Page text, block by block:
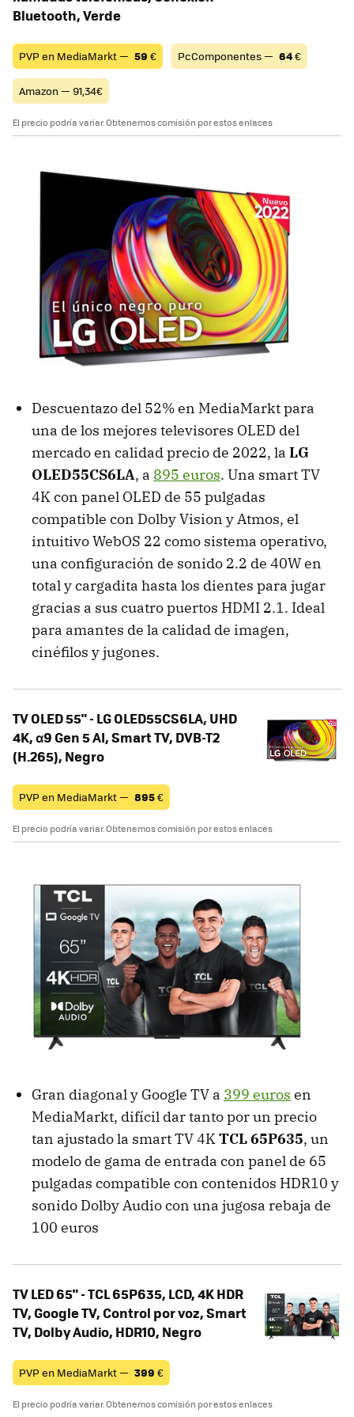
Bluetooth, Verde
PVP en MediaMarkt — 59 € PcComponentes — 64€
Amazon — 91,34€
El precio podría variar. Obtenemos comisión por estos enlaces
Descuentazo del 52% en MediaMarkt para
una de los mejores televisores OLED del
mercado en calidad precio de 2022, la LG
OLED55CS6LA, a 895 euros. Una smart TV
4K con panel OLED de 55 pulgadas
compatible con Dolby Vision y Atmos, el
intuitivo WebOS 22 como sistema operativo,
una configuración de sonido 2.2 de 40W en
total y cargadita hasta los dientes para jugar
gracias a sus cuatro puertos HDMI 2.1. Ideal
para amantes de la calidad de imagen,
cinéfilos y jugones.
TV OLED 55" - LG OLED55CS6LA, UHD
4K, α9 Gen 5 AI, Smart TV, DVB-T2
(H.265), Negro
PVP en MediaMarkt — 895€
El precio podría variar. Obtenemos comisión por estos enlaces
Gran diagonal y Google TV a 399 euros en
MediaMarkt, difícil dar tanto por un precio
tan ajustado la smart TV 4KTCL 65P635, un
modelo de gama de entrada con panel de 65
pulgadas compatible con contenidos HDR10 y
sonido Dolby Audio con una jugosa rebaja de
100 euros
TV LED 65" - TCL 65P635, LCD, 4K HDR
TV, Google TV, Control por voz, Smart
TV, Dolby Audio, HDR10, Negro
PVP en MediaMarkt — 399 €
El precio podría variar. Obtenemos comisión por estos enlaces